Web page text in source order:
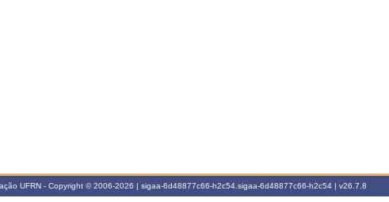
UFRN - Copyright © 2006-2026 | sigaa-6d48877c66-h2c54.sigaa-6d48877c66-h2c54 | v26.7.8